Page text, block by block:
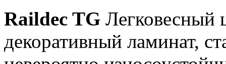
Raildec TG Легковесный
декоративный ламинат,